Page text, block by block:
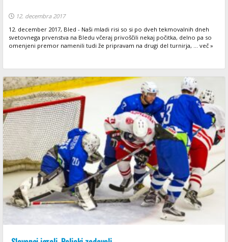
12. decembra 2017
12. december 2017, Bled - Naši mladi risi so si po dveh tekmovalnih dneh
svetovnega prvenstva na Bledu včeraj privoščili nekaj počitka, delno pa so
omenjeni premor namenili tudi že pripravam na drugi del turnirja, ... več »